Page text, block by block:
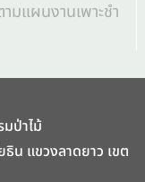
ป่าไม้
น แขวงลาดยาว เขต